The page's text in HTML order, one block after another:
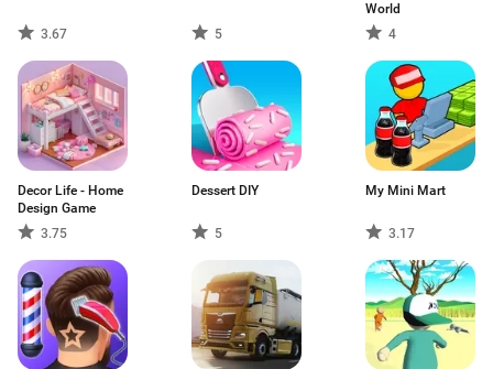
3.67 5
World
4
Decor Life - Home
Design Game
3.75
Dessert DIY
5
My Mini Mart
3.17